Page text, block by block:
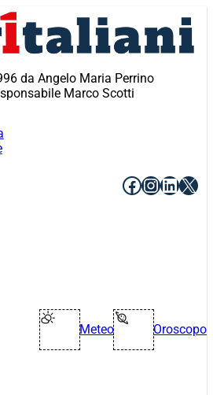
da Angelo Maria Perrino
Marco Scotti
Facebook
X
Meteo Oroscopo